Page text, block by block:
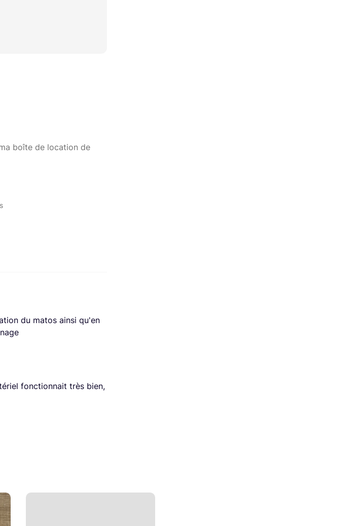
boîte de location de
du matos ainsi qu'en
fonctionnait très bien,